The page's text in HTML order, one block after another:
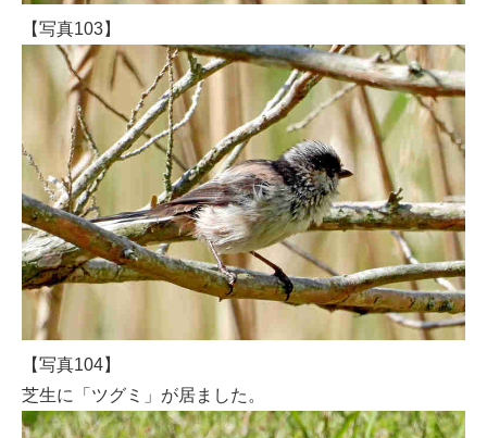
【写真103】
【写真104】
芝生に「ツグミ」が居ました。